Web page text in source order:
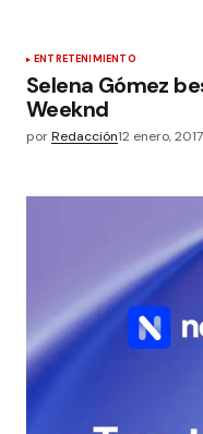
ENTRETENIMIENTO
Selena Gómez
Weeknd
porRedacción12 enero, 2017